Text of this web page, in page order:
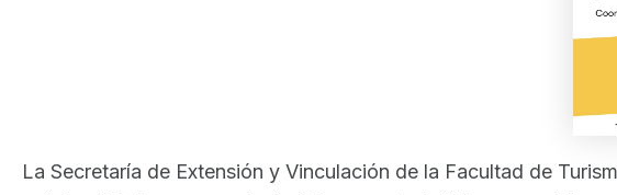
La Secretaría de Extensión y Vinculación de la Facultad de